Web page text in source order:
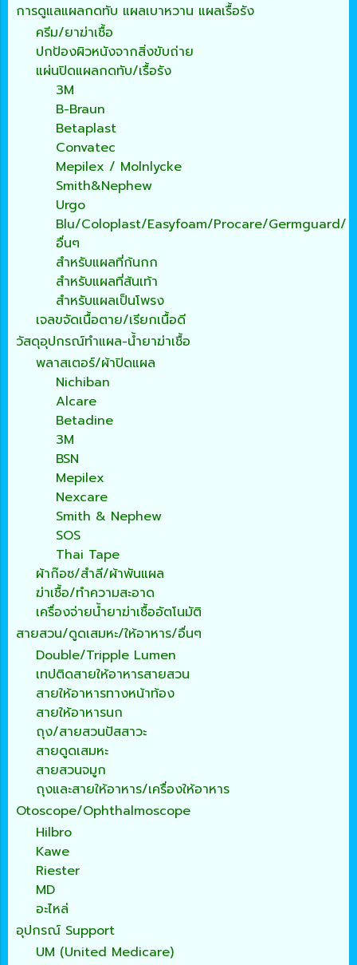
การดูแลแผลกดทับ แผลเบาหวาน แผลเรื้อรัง
ครีม/ยาฆ่าเชื้อ
ปกป้องผิวหนังจากสิ่งขับถ่าย
แผ่นปิดแผลกดทับ/เรื้อรัง
3M
B-Braun
Betaplast
Convatec
Mepilex / Molnlycke
Smith&Nephew
Urgo
Blu/Coloplast/Easyfoam/Procare/Germguard/
อื่นๆ
สำหรับแผลที่ก้นกก
สำหรับแผลที่ส้นเท้า
สำหรับแผลเป็นโพรง
เจลขจัดเนื้อตาย/เรียกเนื้อดี
วัสดุอุปกรณ์ทำแผล-น้ำยาฆ่าเชื้อ
พลาสเตอร์/ผ้าปิดแผล
Nichiban
Alcare
Betadine
3M
BSN
Mepilex
Nexcare
Smith & Nephew
SOS
Thai Tape
ผ้าก๊อซ/สำลี/ผ้าพันแผล
ฆ่าเชื้อ/ทำความสะอาด
เครื่องจ่ายน้ำยาฆ่าเชื้ออัตโนมัติ
สายสวน/ดูดเสมหะ/ให้อาหาร/อื่นๆ
Double/Tripple Lumen
เทปติดสายให้อาหารสายสวน
สายให้อาหารทางหน้าท้อง
สายให้อาหารนก
ถุง/สายสวนปัสสาวะ
สายดูดเสมหะ
สายสวนจมูก
ถุงและสายให้อาหาร/เครื่องให้อาหาร
Otoscope/Ophthalmoscope
Hilbro
Kawe
Riester
MD
อะไหล่
อุปกรณ์ Support
UM (United Medicare)